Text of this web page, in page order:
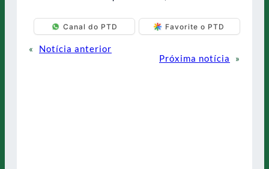
Canal do PTD Favorite o PTD
«
Notícia anterior
Próxima notícia
»